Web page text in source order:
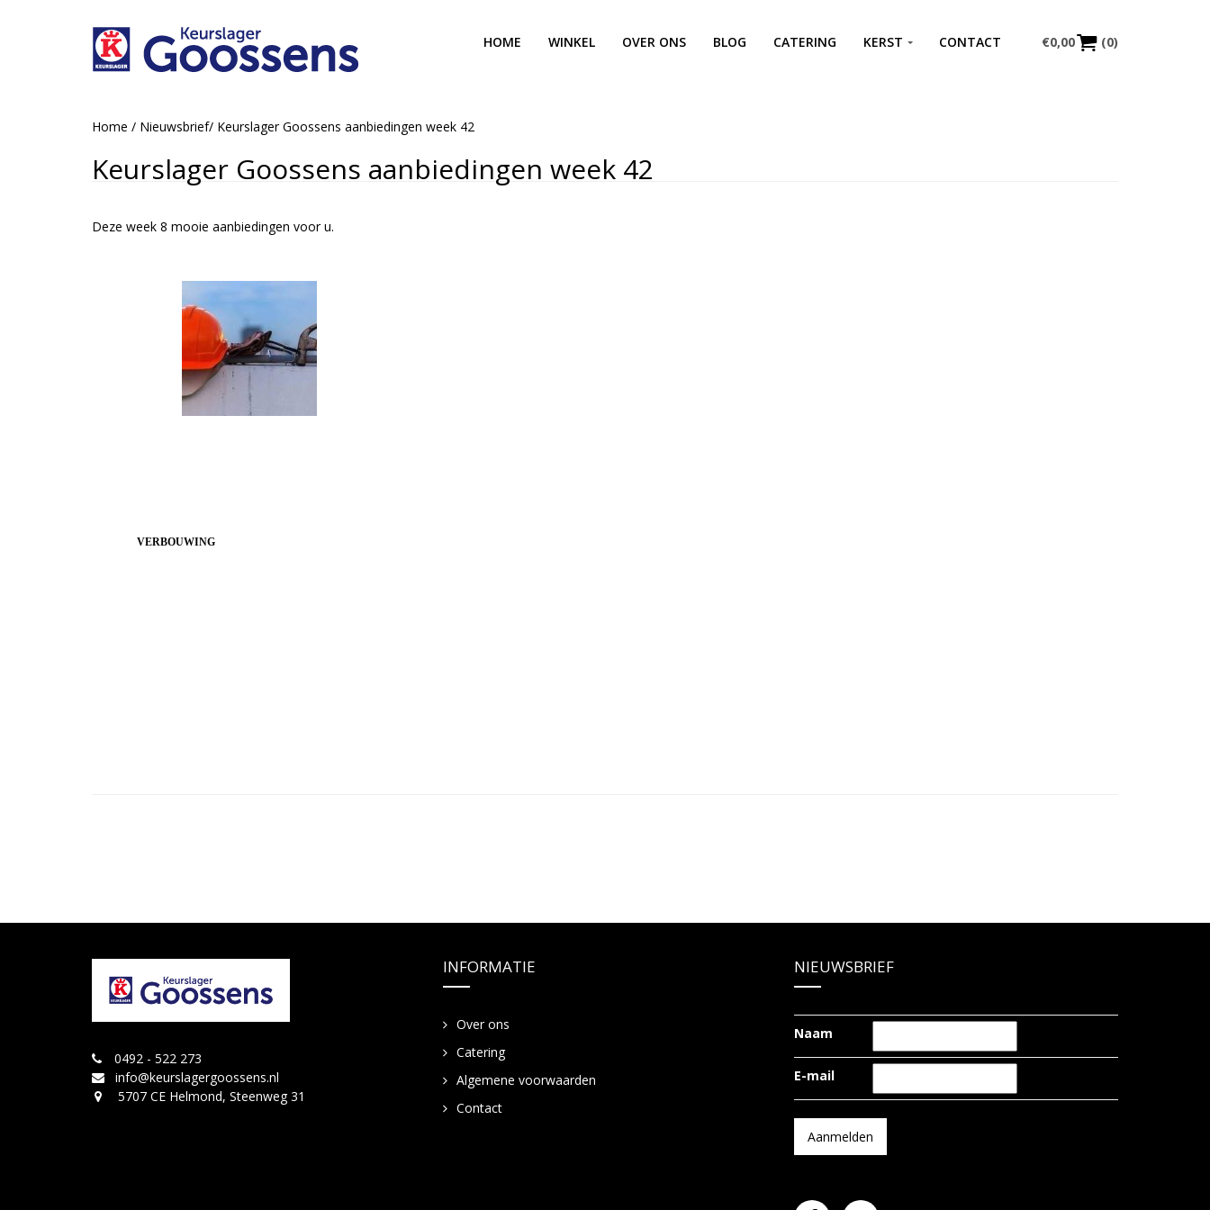
€0,00 (0)
HOME WINKEL OVER ONS BLOG CATERING KERST CONTACT
Home / Nieuwsbrief/ Keurslager Goossens aanbiedingen week 42
Keurslager Goossens aanbiedingen week 42
Deze week 8 mooie aanbiedingen voor u.
VERBOUWING
0492 - 522 273
info@keurslagergoossens.nl
5707 CE Helmond, Steenweg 31
INFORMATIE
Over ons
Catering
Algemene voorwaarden
Contact
NIEUWSBRIEF
Naam
E-mail